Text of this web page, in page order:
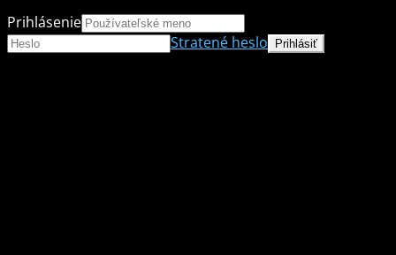
Prihlásenie
Stratené heslo